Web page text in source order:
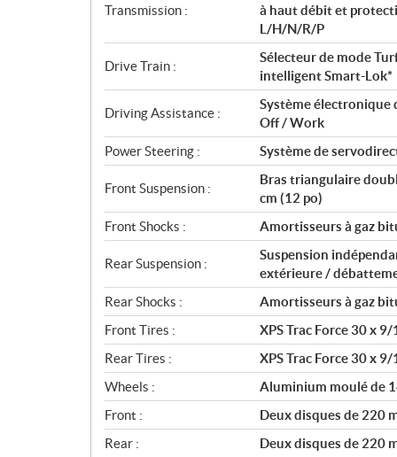
i
s
Transmission :
à haut débit et
L/H/N/R/P
Drive Train :
Sélecteur de mode
intelligent Smart-Lok*
Driving Assistance :
Système électronique
Off / Work
Power Steering :
Système de
Front Suspension :
Bras triangulaire
cm (12 po)
Front Shocks :
Amortisseurs à gaz
Rear Suspension :
Suspension
extérieure /
Rear Shocks :
Amortisseurs à gaz
Front Tires :
XPS Trac Force 30 x
Rear Tires :
XPS Trac Force 30 x
Wheels :
Aluminium moulé de
Front :
Deux disques de 220
Rear :
Deux disques de 220